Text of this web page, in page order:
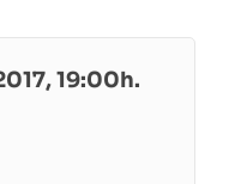
19:00h.